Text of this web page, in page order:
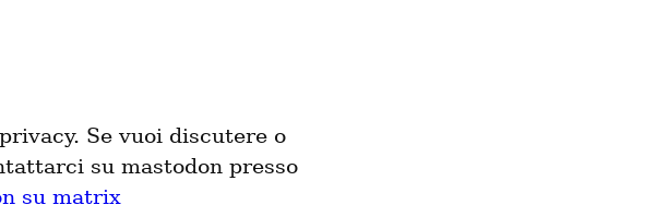
Se vuoi discutere o
su mastodon presso
su matrix